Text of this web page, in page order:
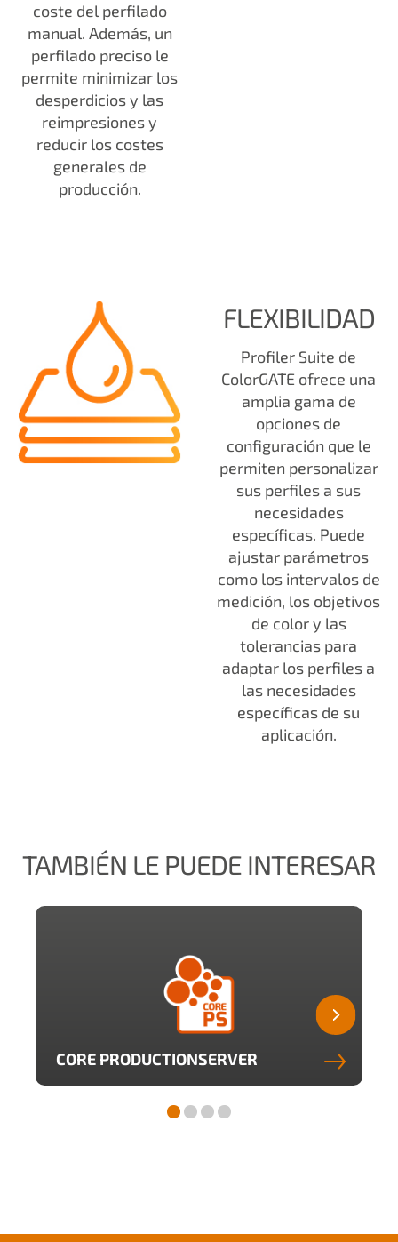
coste del perfilado
manual. Además, un
perfilado preciso le
permite minimizar los
desperdicios y las
reimpresiones y
reducir los costes
generales de
producción.
FLEXIBILIDAD
Profiler Suite de
ColorGATE ofrece una
amplia gama de
opciones de
configuración que le
permiten personalizar
sus perfiles a sus
necesidades
específicas. Puede
ajustar parámetros
como los intervalos de
medición, los objetivos
de color y las
tolerancias para
adaptar los perfiles a
las necesidades
específicas de su
aplicación.
TAMBIÉN LE PUEDE INTERESAR
CORE PRODUCTIONSERVER